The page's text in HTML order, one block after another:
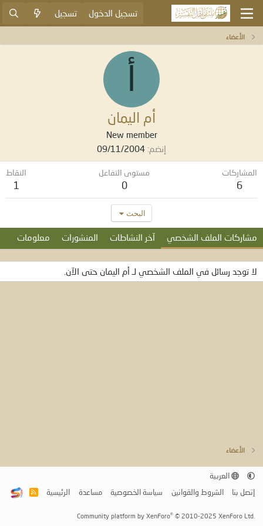
تسجيل الدخول تسجيل
الأعضاء
أم اليمان
New member
إنضم 09/11/2004
المشاركات
6
مستوى التفاعل
0
النقاط
1
البحث
مشاركات الملف الشخصي آخر النشاطات المنشورات معلومات
لا توجد رسائل في الملف الشخصي لـ أم اليمان حتى الآن.
الأعضاء
العربية
إتصل بنا
الشروط والقوانين سياسة الخصوصية مساعدة الرئيسية
R
Community platform by XenForo® © 2010-2025 XenForo Ltd.